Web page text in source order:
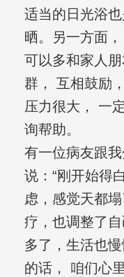
适当的日光浴
晒。另一方面
可以多和家人
群， 互相鼓励
压力很大， 一
询帮助。
有一位病友跟
说：“刚开始得
虑，感觉天都
疗，也调整了
多了，生活也
的话， 咱们心